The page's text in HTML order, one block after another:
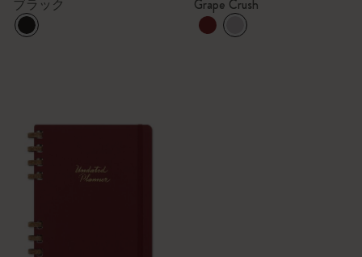
ラック）
ブラック Grape Crush